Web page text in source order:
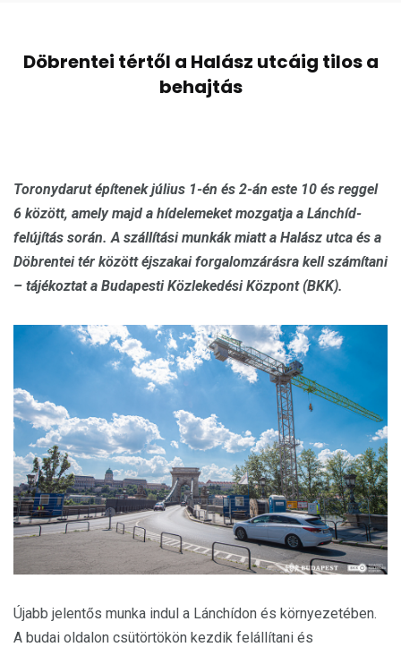
Döbrentei tértől a Halász utcáig tilos a
behajtás
Toronydarut építenek július 1-én és 2-án este 10 és reggel
6 között, amely majd a hídelemeket mozgatja a Lánchíd-
felújítás során. A szállítási munkák miatt a Halász utca és a
Döbrentei tér között éjszakai forgalomzárásra kell számítani
– tájékoztat a Budapesti Közlekedési Központ (BKK).
Újabb jelentős munka indul a Lánchídon és környezetében.
A budai oldalon csütörtökön kezdik felállítani és